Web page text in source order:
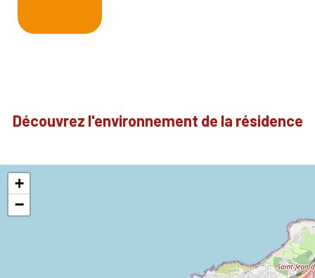
Découvrez l'environnement de la résidence
+
−